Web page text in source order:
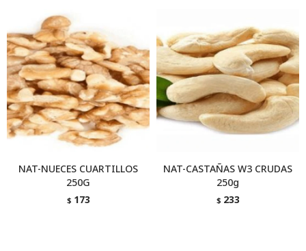
NAT-NUECES CUARTILLOS
250G
$ 173
NAT-CASTAÑAS W3 CRUDAS
250g
$ 233